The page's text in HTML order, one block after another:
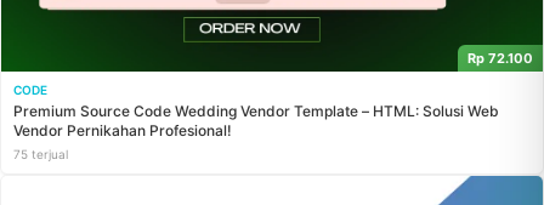
Rp 72.100
CODE
Premium Source Code Wedding Vendor Template – HTML: Solusi Web
Vendor Pernikahan Profesional!
75 terjual